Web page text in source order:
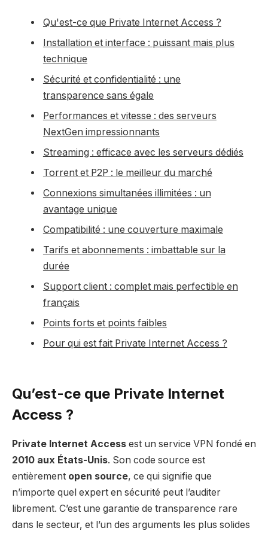
Qu'est-ce que Private Internet Access ?
Installation et interface : puissant mais plus
technique
Sécurité et confidentialité : une
transparence sans égale
Performances et vitesse : des serveurs
NextGen impressionnants
Streaming : efficace avec les serveurs dédiés
Torrent et P2P : le meilleur du marché
Connexions simultanées illimitées : un
avantage unique
Compatibilité : une couverture maximale
Tarifs et abonnements : imbattable sur la
durée
Support client : complet mais perfectible en
français
Points forts et points faibles
Pour qui est fait Private Internet Access ?
Qu’est-ce que Private Internet
Access ?
Private Internet Access est un service VPN fondé en
2010 aux États-Unis. Son code source est
entièrement open source, ce qui signifie que
n’importe quel expert en sécurité peut l’auditer
librement. C’est une garantie de transparence rare
dans le secteur, et l’un des arguments les plus solides